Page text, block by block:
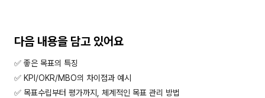
다음 내용을 담고 있어요
✅ 좋은 목표의 특징
✅ KPI/OKR/MBO의 차이점과 예시
✅ 목표수립부터 평가까지, 체계적인 목표 관리 방법